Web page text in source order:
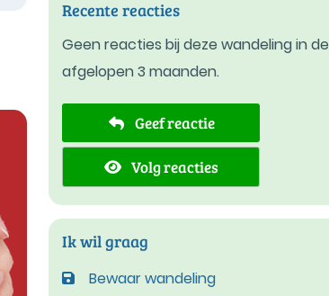
Recente reacties
Geen reacties bij deze wandeling in de
afgelopen 3 maanden.
Geef reactie
Volg reacties
Ik wil graag
Bewaar wandeling